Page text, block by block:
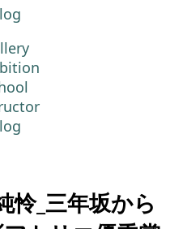
怜_三年坂から